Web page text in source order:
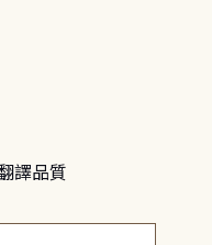
譯品質